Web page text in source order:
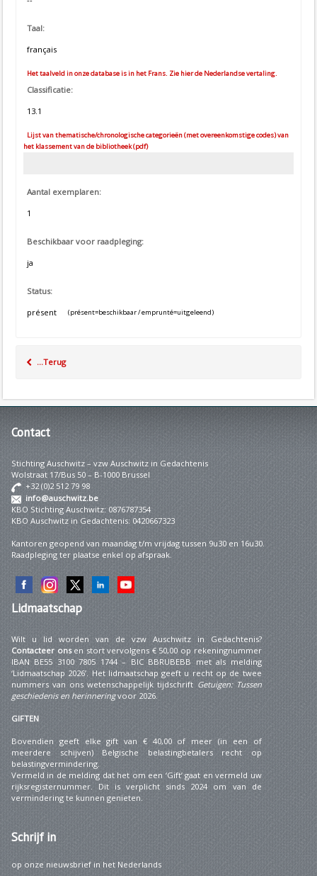
Taal:
français
Het taalveld in onze database is in het Frans. Zie hier de Nederlandse vertaling.
Classificatie:
13.1
Lijst van thematische/chronologische categorieën (met overeenkomstige codes) van
het klassement van de bibliotheek (pdf)
Aantal exemplaren:
1
Beschikbaar voor raadpleging:
ja
Status:
présent
(présent=beschikbaar / emprunté=uitgeleend)
...Terug
Contact
Stichting Auschwitz – vzw Auschwitz in Gedachtenis
Wolstraat 17/Bus 50 – B-1000 Brussel
+32 (0)2 512 79 98
info@auschwitz.be
KBO Stichting Auschwitz: 0876787354
KBO Auschwitz in Gedachtenis: 0420667323
Kantoren geopend van maandag t/m vrijdag tussen 9u30 en 16u30.
Raadpleging ter plaatse enkel op afspraak.
Lidmaatschap
Wilt u lid worden van de vzw Auschwitz in Gedachtenis?
Contacteer onsen stort vervolgens € 50,00 op rekeningnummer
IBAN BE55 3100 7805 1744 – BIC BBRUBEBB met als melding
‘Lidmaatschap 2026’. Het lidmaatschap geeft u recht op de twee
nummers van ons wetenschappelijk tijdschrift Getuigen: Tussen
geschiedenis en herinneringvoor 2026.
GIFTEN
Bovendien geeft elke gift van € 40,00 of meer (in een of
meerdere schijven) Belgische belastingbetalers recht op
belastingvermindering.
Vermeld in de melding dat het om een ‘Gift’ gaat en vermeld uw
rijksregisternummer. Dit is verplicht sinds 2024 om van de
vermindering te kunnen genieten.
Schrijfin
op onze nieuwsbrief in het Nederlands